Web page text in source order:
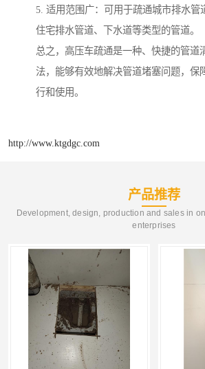
5. 适用范围广：可用于疏通城市排水管
住宅排水管道、下水道等类型的管道。
总之，高压车疏通是一种、快捷的管道
法，能够有效地解决管道堵塞问题，保
行和使用。
http://www.ktgdgc.com
产品推荐
Development, design, production and sales in
enterprises